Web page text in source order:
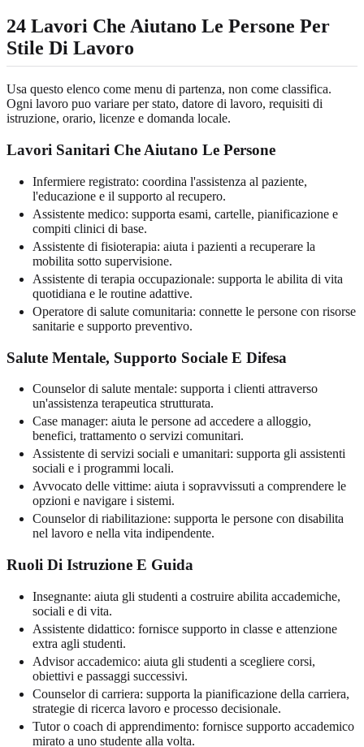
24 Lavori Che Aiutano Le Persone Per
Stile Di Lavoro
Usa questo elenco come menu di partenza, non come classifica.
Ogni lavoro puo variare per stato, datore di lavoro, requisiti di
istruzione, orario, licenze e domanda locale.
Lavori Sanitari Che Aiutano Le Persone
Infermiere registrato: coordina l'assistenza al paziente,
l'educazione e il supporto al recupero.
Assistente medico: supporta esami, cartelle, pianificazione e
compiti clinici di base.
Assistente di fisioterapia: aiuta i pazienti a recuperare la
mobilita sotto supervisione.
Assistente di terapia occupazionale: supporta le abilita di vita
quotidiana e le routine adattive.
Operatore di salute comunitaria: connette le persone con risorse
sanitarie e supporto preventivo.
Salute Mentale, Supporto Sociale E Difesa
Counselor di salute mentale: supporta i clienti attraverso
un'assistenza terapeutica strutturata.
Case manager: aiuta le persone ad accedere a alloggio,
benefici, trattamento o servizi comunitari.
Assistente di servizi sociali e umanitari: supporta gli assistenti
sociali e i programmi locali.
Avvocato delle vittime: aiuta i sopravvissuti a comprendere le
opzioni e navigare i sistemi.
Counselor di riabilitazione: supporta le persone con disabilita
nel lavoro e nella vita indipendente.
Ruoli Di Istruzione E Guida
Insegnante: aiuta gli studenti a costruire abilita accademiche,
sociali e di vita.
Assistente didattico: fornisce supporto in classe e attenzione
extra agli studenti.
Advisor accademico: aiuta gli studenti a scegliere corsi,
obiettivi e passaggi successivi.
Counselor di carriera: supporta la pianificazione della carriera,
strategie di ricerca lavoro e processo decisionale.
Tutor o coach di apprendimento: fornisce supporto accademico
mirato a uno studente alla volta.